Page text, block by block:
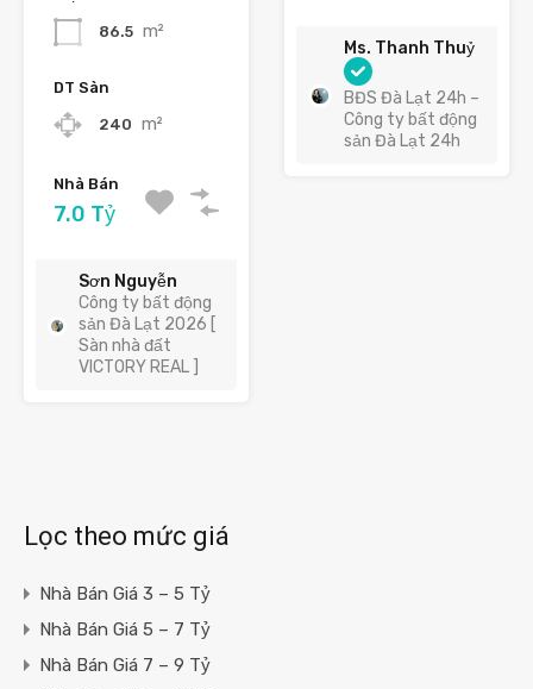
86.5 m²
DT Sàn
240 m²
Nhà Bán
7.0 Tỷ
Sơn Nguyễn
Công ty bất động
sản Đà Lạt 2026 [
Sàn nhà đất
VICTORY REAL ]
Ms. Thanh Thuỷ
BĐS Đà Lạt 24h –
Công ty bất động
sản Đà Lạt 24h
Lọc theo mức giá
Nhà Bán Giá 3 – 5 Tỷ
Nhà Bán Giá 5 – 7 Tỷ
Nhà Bán Giá 7 – 9 Tỷ